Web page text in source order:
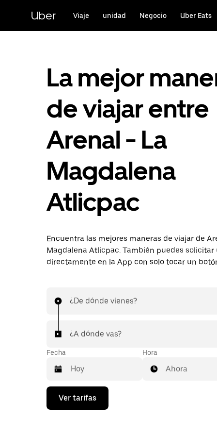
contenido
principal
Uber Viaje unidad Negocio Uber Eats
La mejor
de viajar entre
Arenal - La
Magdalena
Atlicpac
Encuentra las mejores maneras de viajar de
Magdalena Atlicpac. También puedes solicitar
directamente en la App con solo tocar un
¿De dónde vienes?
¿A dónde vas?
Fecha
Presiona
flecha
Hora
Ahora
Ver tarifas